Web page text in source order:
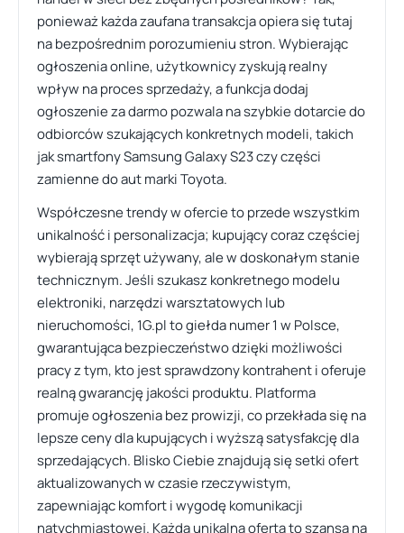
ponieważ każda zaufana transakcja opiera się tutaj
na bezpośrednim porozumieniu stron. Wybierając
ogłoszenia online, użytkownicy zyskują realny
wpływ na proces sprzedaży, a funkcja dodaj
ogłoszenie za darmo pozwala na szybkie dotarcie do
odbiorców szukających konkretnych modeli, takich
jak smartfony Samsung Galaxy S23 czy części
zamienne do aut marki Toyota.
Współczesne trendy w ofercie to przede wszystkim
unikalność i personalizacja; kupujący coraz częściej
wybierają sprzęt używany, ale w doskonałym stanie
technicznym. Jeśli szukasz konkretnego modelu
elektroniki, narzędzi warsztatowych lub
nieruchomości, 1G.pl to giełda numer 1 w Polsce,
gwarantująca bezpieczeństwo dzięki możliwości
pracy z tym, kto jest sprawdzony kontrahent i oferuje
realną gwarancję jakości produktu. Platforma
promuje ogłoszenia bez prowizji, co przekłada się na
lepsze ceny dla kupujących i wyższą satysfakcję dla
sprzedających. Blisko Ciebie znajdują się setki ofert
aktualizowanych w czasie rzeczywistym,
zapewniając komfort i wygodę komunikacji
natychmiastowej. Każda unikalna oferta to szansa na